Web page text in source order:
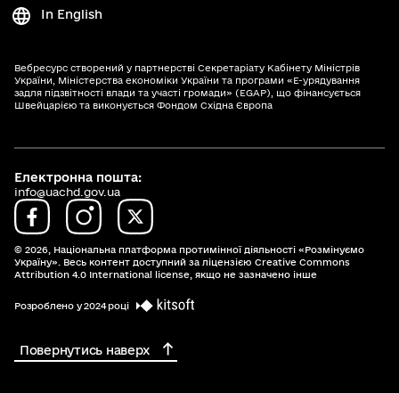
In English
Вебресурс створений у партнерстві Секретаріату Кабінету Міністрів
України, Міністерства економіки України та програми «Е-урядування
задля підзвітності влади та участі громади» (EGAP), що фінансується
Швейцарією та виконується Фондом Східна Європа
© 2026, Національна платформа протимінної діяльності «Розмінуємо
Україну». Весь контент доступний за ліцензією Creative Commons
Attribution 4.0 International license, якщо не зазначено інше
Електронна пошта:
info@uachd.gov.ua
Розроблено у 2024 році
Повернутись наверх